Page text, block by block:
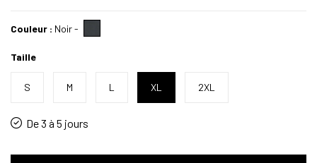
Couleur : Noir-
Taille
S M L XL 2XL
De 3 à 5 jours